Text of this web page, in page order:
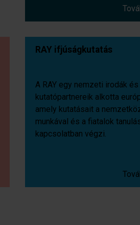
RAY ifjúságkutatás
A RAY egy nemzeti irodák és
kutatópartnereik alkotta
amely kutatásait a
munkával és a fiatalok
kapcsolatban végzi.